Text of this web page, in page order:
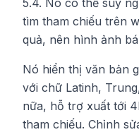
5.4. Nó có thể suy
tìm tham chiếu trên
quả, nên hình ảnh
Nó hiển thị văn bản
với chữ Latinh,
nữa, hỗ trợ xuất tới
tham chiếu. Chỉnh